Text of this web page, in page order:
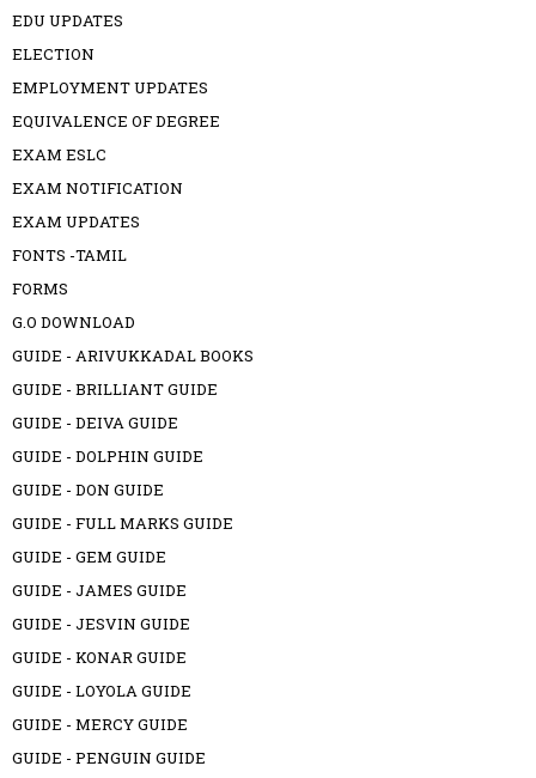
EDU UPDATES
ELECTION
EMPLOYMENT UPDATES
EQUIVALENCE OF DEGREE
EXAM ESLC
EXAM NOTIFICATION
EXAM UPDATES
FONTS -TAMIL
FORMS
G.O DOWNLOAD
GUIDE - ARIVUKKADAL BOOKS
GUIDE - BRILLIANT GUIDE
GUIDE - DEIVA GUIDE
GUIDE - DOLPHIN GUIDE
GUIDE - DON GUIDE
GUIDE - FULL MARKS GUIDE
GUIDE - GEM GUIDE
GUIDE - JAMES GUIDE
GUIDE - JESVIN GUIDE
GUIDE - KONAR GUIDE
GUIDE - LOYOLA GUIDE
GUIDE - MERCY GUIDE
GUIDE - PENGUIN GUIDE